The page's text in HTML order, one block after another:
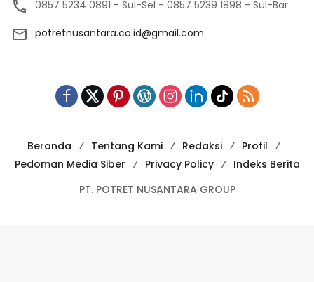
0857 5234 0891 - Sul-Sel - 0857 5239 1898 - Sul-Bar
potretnusantara.co.id@gmail.com
Beranda Tentang Kami Redaksi
Profil
Pedoman Media Siber
Privacy Policy
Indeks Berita
PT. POTRET NUSANTARA GROUP